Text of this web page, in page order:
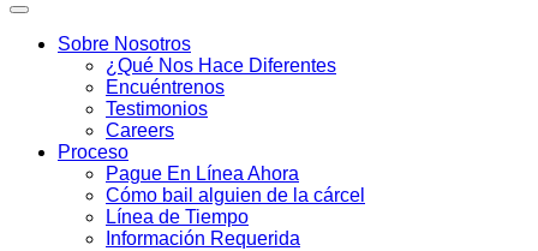
Sobre Nosotros
¿Qué Nos Hace Diferentes
Encuéntrenos
Testimonios
Careers
Proceso
Pague En Línea Ahora
Cómo bail alguien de la cárcel
Línea de Tiempo
Información Requerida